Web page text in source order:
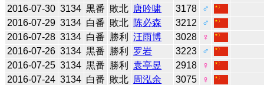
2016-07-30 3134 黒番 敗北 唐吟啸 3178
♂
2016-07-29 3134 白番 敗北 陈必森 3212
♂
2016-07-28 3134 白番 勝利 汪雨博 3028
♀
2016-07-26 3134 黒番 勝利 罗岩 3223
♂
2016-07-25 3134 黒番 勝利 袁亭昱 2918
♀
2016-07-24 3134 白番 敗北 周泓余 3075
♀